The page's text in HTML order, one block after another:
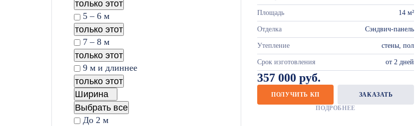
только этот
5 – 6 м
только этот
7 – 8 м
только этот
9 м и длиннее
только этот
Ширина
Выбрать все
До 2 м
Площадь 14 м²
Отделка Сэндвич-панель
Утепление стены, пол
Срок изготовления от 2 дней
357 000 руб.
ПОЛУЧИТЬ КП
ЗАКАЗАТЬ
ПОДРОБНЕЕ